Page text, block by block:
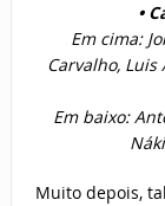
•
Em cima:
Carvalho, Luis
Em baixo:
Muito depois,